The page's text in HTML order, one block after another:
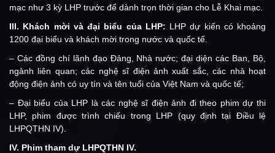
mạc như 3 kỳ LHP trước để dành trọn thời gian cho Lễ Khai mạc.
III. Khách mời và đại biểu của LHP: LHP dự kiến có khoảng
1200 đại biểu và khách mời trong nước và quốc tế.
– Các đồng chí lãnh đạo Đảng, Nhà nước; đại diện các Ban, Bộ,
ngành liên quan; các nghệ sĩ điện ảnh xuất sắc, các nhà hoạt
động điện ảnh có uy tín và tên tuổi của Việt Nam và quốc tế;
– Đại biểu của LHP là các nghệ sĩ điện ảnh đi theo phim dự thi
LHP, phim được trình chiếu trong LHP (quy định tại Điều lệ
LHPQTHN IV).
IV. Phim tham dự LHPQTHN IV.